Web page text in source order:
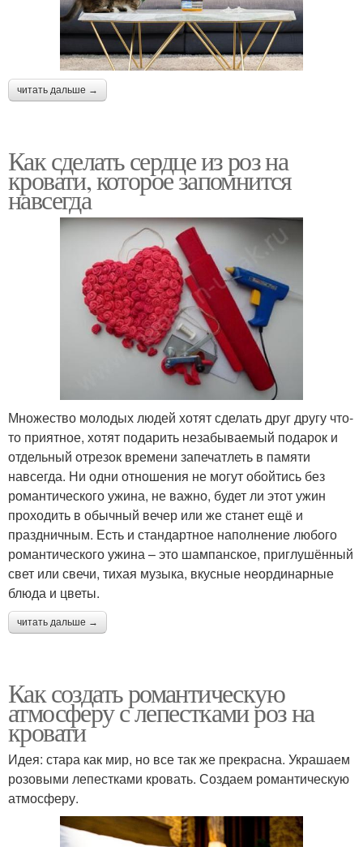
читать дальше →
Как сделать сердце из роз на
кровати, которое запомнится
навсегда
Множество молодых людей хотят сделать друг другу что-
то приятное, хотят подарить незабываемый подарок и
отдельный отрезок времени запечатлеть в памяти
навсегда. Ни одни отношения не могут обойтись без
романтического ужина, не важно, будет ли этот ужин
проходить в обычный вечер или же станет ещё и
праздничным. Есть и стандартное наполнение любого
романтического ужина – это шампанское, приглушённый
свет или свечи, тихая музыка, вкусные неординарные
блюда и цветы.
читать дальше →
Как создать романтическую
атмосферу с лепестками роз на
кровати
Идея: стара как мир, но все так же прекрасна. Украшаем
розовыми лепестками кровать. Создаем романтическую
атмосферу.